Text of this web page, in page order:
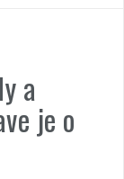
a
je o